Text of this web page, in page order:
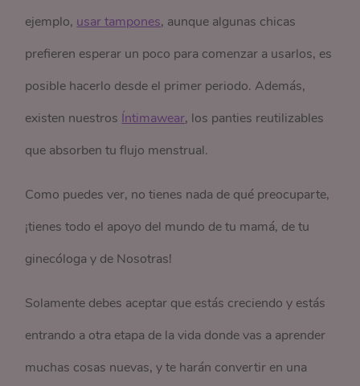
ejemplo, usar tampones, aunque algunas chicas
prefieren esperar un poco para comenzar a usarlos, es
posible hacerlo desde el primer periodo. Además,
existen nuestros Íntimawear, los panties reutilizables
que absorben tu flujo menstrual.
Como puedes ver, no tienes nada de qué preocuparte,
¡tienes todo el apoyo del mundo de tu mamá, de tu
ginecóloga y de Nosotras!
Solamente debes aceptar que estás creciendo y estás
entrando a otra etapa de la vida donde vas a aprender
muchas cosas nuevas, y te harán convertir en una